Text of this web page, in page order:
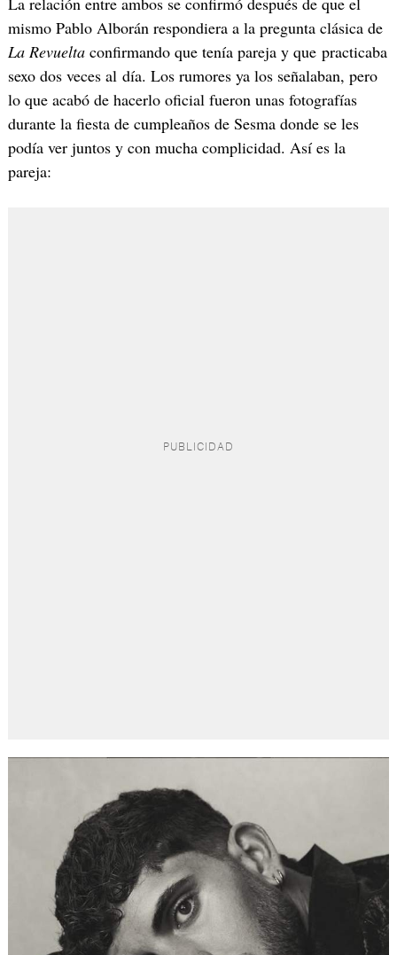
mismo Pablo Alborán respondiera a la pregunta clásica de
La Revueltaconfirmando que tenía pareja y que practicaba
sexo dos veces al día. Los rumores ya los señalaban, pero
lo que acabó de hacerlo oficial fueron unas fotografías
durante la fiesta de cumpleaños de Sesma donde se les
podía ver juntos y con mucha complicidad. Así es la
pareja: